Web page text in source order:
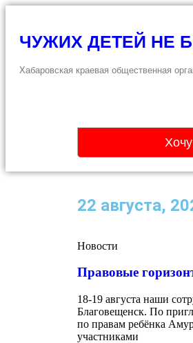
ЧУЖИХ ДЕТЕЙ НЕ
Хабаровская краевая общественная
22 августа,
Новости
Правовые
18-19 августа наши
Благовещенск. По
по правам ребёнка
участниками